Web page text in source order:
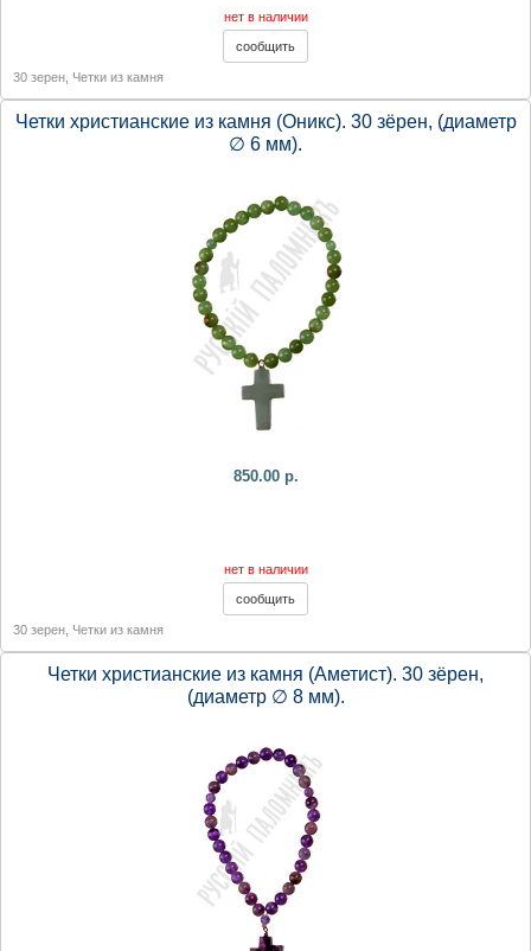
нет в наличии
30 зерен Четки из камня
Четки христианские из камня (Оникс). 30 зёрен, (диаметр
∅ 6 мм).
850.00 р.
нет в наличии
30 зерен Четки из камня
Четки христианские из камня (Аметист). 30 зёрен,
(диаметр ∅ 8 мм).